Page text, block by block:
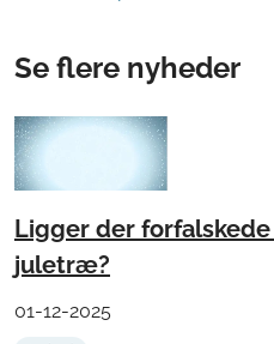
Se flere nyheder
Ligger der
juletræ?
01-12-2025